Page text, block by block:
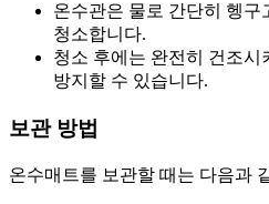
온수관은 물로 간단히 헹구
청소합니다.
청소 후에는 완전히 건조
방지할 수 있습니다.
보관 방법
온수매트를 보관할 때는 다음과